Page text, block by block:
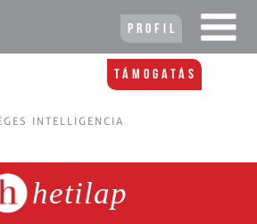
Profil
Támogatás
INTELLIGENCIA
hetilap